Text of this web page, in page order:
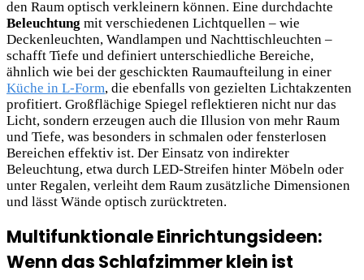
den Raum optisch verkleinern können. Eine durchdachte
Beleuchtung mit verschiedenen Lichtquellen – wie
Deckenleuchten, Wandlampen und Nachttischleuchten –
schafft Tiefe und definiert unterschiedliche Bereiche,
ähnlich wie bei der geschickten Raumaufteilung in einer
Küche in L-Form, die ebenfalls von gezielten Lichtakzenten
profitiert. Großflächige Spiegel reflektieren nicht nur das
Licht, sondern erzeugen auch die Illusion von mehr Raum
und Tiefe, was besonders in schmalen oder fensterlosen
Bereichen effektiv ist. Der Einsatz von indirekter
Beleuchtung, etwa durch LED-Streifen hinter Möbeln oder
unter Regalen, verleiht dem Raum zusätzliche Dimensionen
und lässt Wände optisch zurücktreten.
Multifunktionale Einrichtungsideen:
Wenn das Schlafzimmer klein ist